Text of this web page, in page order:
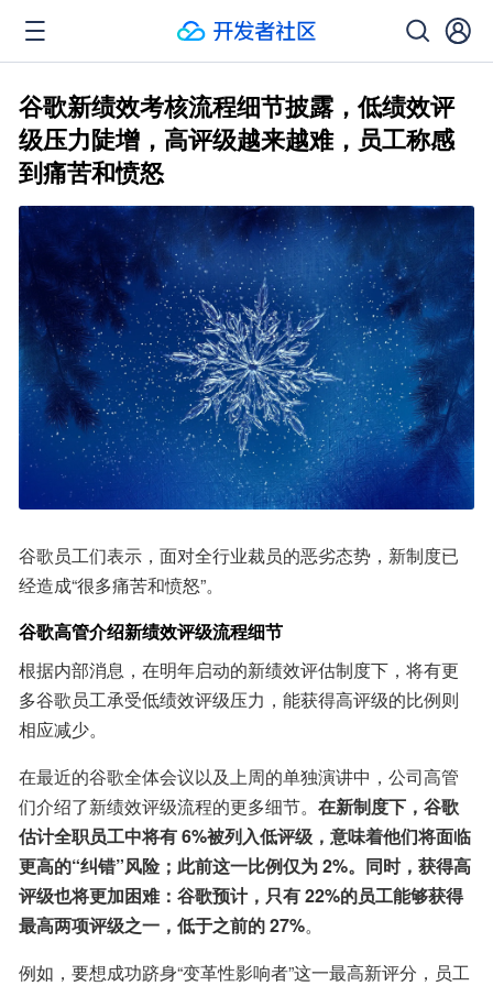
谷歌新绩效考核流程细节披露，低绩效评
级压力陡增，高评级越来越难，员工称感
到痛苦和愤怒
谷歌员工们表示，面对全行业裁员的恶劣态势，新制度已
经造成“很多痛苦和愤怒”。
谷歌高管介绍新绩效评级流程细节
根据内部消息，在明年启动的新绩效评估制度下，将有更
多谷歌员工承受低绩效评级压力，能获得高评级的比例则
相应减少。
在最近的谷歌全体会议以及上周的单独演讲中，公司高管
们介绍了新绩效评级流程的更多细节。 在新制度下，谷歌
估计全职员工中将有 6%被列入低评级，意味着他们将面临
更高的“纠错”风险；此前这一比例仅为 2%。同时，获得高
评级也将更加困难：谷歌预计，只有 22%的员工能够获得
最高两项评级之一，低于之前的 27%。
例如，要想成功跻身“变革性影响者”这一最高新评分，员工